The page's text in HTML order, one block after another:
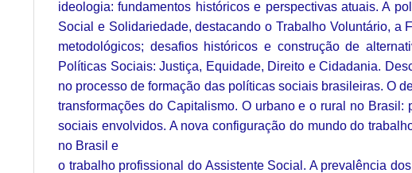
ideologia: fundamentos históricos e perspectivas atuais. A
Social e Solidariedade, destacando o Trabalho Voluntário, a
metodológicos; desafios históricos e construção de
Políticas Sociais: Justiça, Equidade, Direito e Cidadania.
no processo de formação das políticas sociais brasileiras. O
transformações do Capitalismo. O urbano e o rural no
sociais envolvidos. A nova configuração do mundo do
no Brasil e
o trabalho profissional do Assistente Social. A prevalência